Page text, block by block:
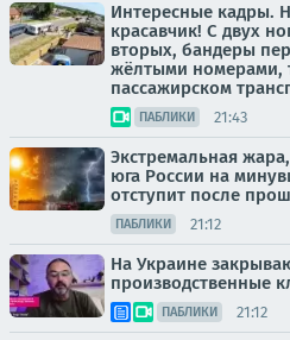
Интересные кадры.
красавчик! С двух
вторых, бандеры
жёлтыми номерами,
пассажирском
ПАБЛИКИ 21:43
Экстремальная
юга России на
отступит после
ПАБЛИКИ 21:12
На Украине
производственные
ПАБЛИКИ 21:12